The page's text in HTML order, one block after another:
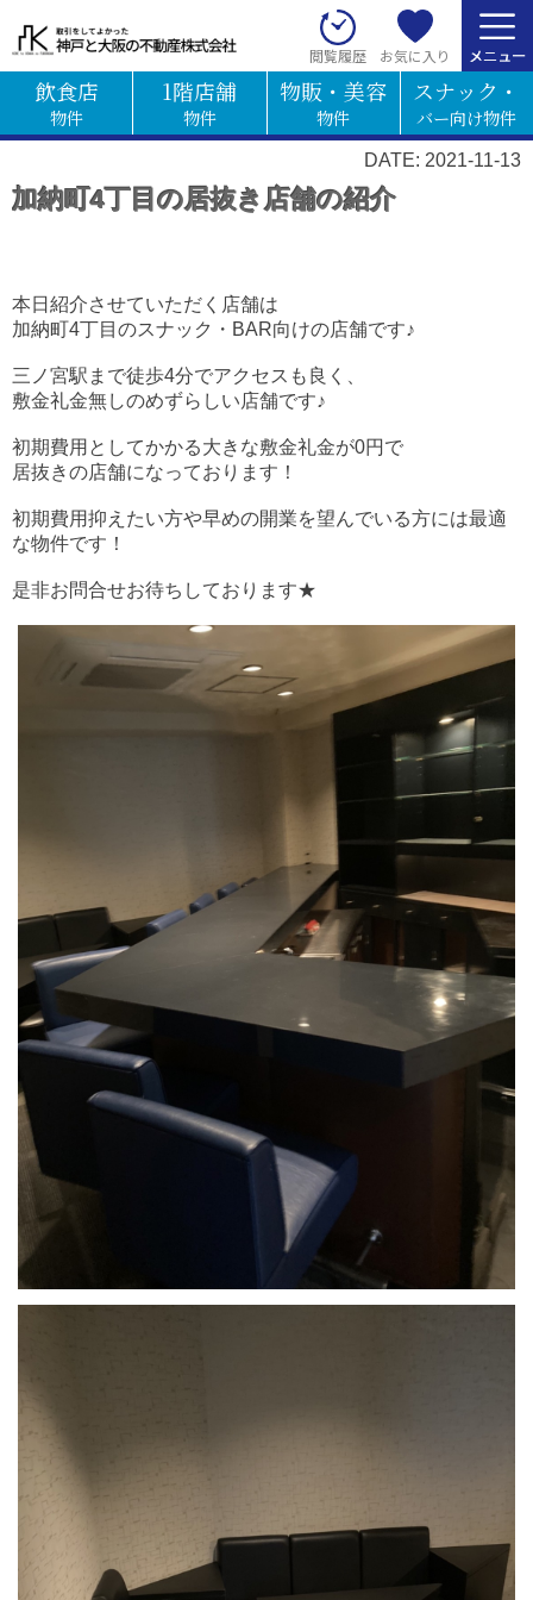
閲覧履歴 お気に入り
飲食店
物件
1階店舗
物件
物販・美容
物件
スナック・
バー向け物件
DATE: 2021-11-13
加納町4丁目の居抜き店舗の紹介
本日紹介させていただく店舗は
加納町4丁目のスナック・BAR向けの店舗です♪
三ノ宮駅まで徒歩4分でアクセスも良く、
敷金礼金無しのめずらしい店舗です♪
初期費用としてかかる大きな敷金礼金が0円で
居抜きの店舗になっております！
初期費用抑えたい方や早めの開業を望んでいる方には最適
な物件です！
是非お問合せお待ちしております★